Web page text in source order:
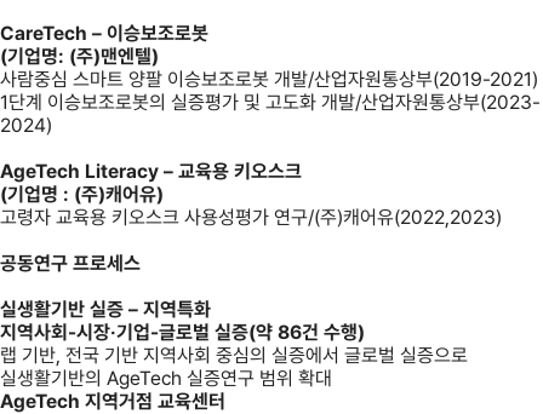
CareTech – 이승보조로봇
(기업명: (주)맨엔텔)
사람중심 스마트 양팔 이승보조로봇 개발/산업자원통상부(2019-2021)
1단계 이승보조로봇의 실증평가 및 고도화 개발/산업자원통상부(2023-
2024)
AgeTech Literacy – 교육용 키오스크
(기업명 : (주)캐어유)
고령자 교육용 키오스크 사용성평가 연구/(주)캐어유(2022,2023)
공동연구 프로세스
실생활기반 실증 – 지역특화
지역사회-시장·기업-글로벌 실증(약 86건 수행)
랩 기반, 전국 기반 지역사회 중심의 실증에서 글로벌 실증으로
실생활기반의 AgeTech 실증연구 범위 확대
AgeTech 지역거점 교육센터